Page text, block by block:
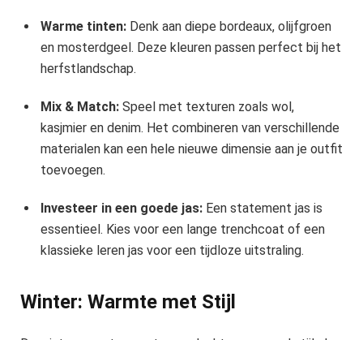
Warme tinten: Denk aan diepe bordeaux, olijfgroen
en mosterdgeel. Deze kleuren passen perfect bij het
herfstlandschap.
Mix & Match: Speel met texturen zoals wol,
kasjmier en denim. Het combineren van verschillende
materialen kan een hele nieuwe dimensie aan je outfit
toevoegen.
Investeer in een goede jas: Een statement jas is
essentieel. Kies voor een lange trenchcoat of een
klassieke leren jas voor een tijdloze uitstraling.
Winter: Warmte met Stijl